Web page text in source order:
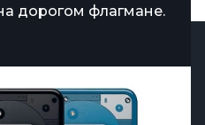
дорогом флагмане.